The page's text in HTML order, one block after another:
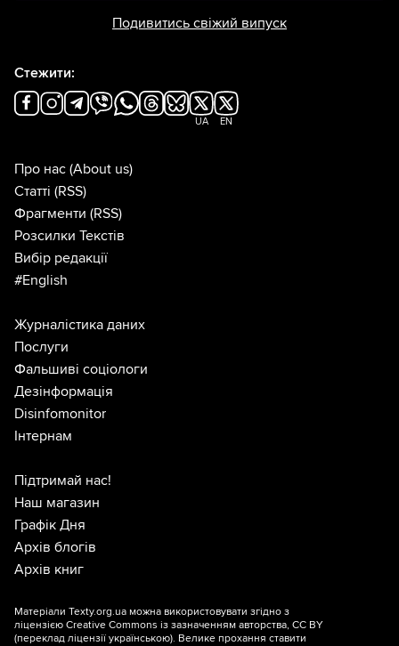
Подивитись свіжий випуск
Стежити:
UA EN
Про нас (About us)
Статті (RSS)
Фрагменти (RSS)
Розсилки Текстів
Вибір редакції
#English
Журналістика даних
Послуги
Фальшиві соціологи
Дезінформація
Disinfomonitor
Інтернам
Підтримай нас!
Наш магазин
Графік Дня
Архів блогів
Архів книг
Матеріали Texty.org.ua можна використовувати згідно з
ліцензією Creative Commons із зазначенням авторства, CC BY
(переклад ліцензії українською). Велике прохання ставити